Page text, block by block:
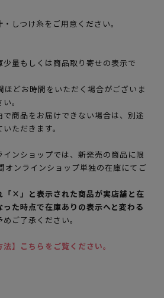
しつけ糸をご用意ください。
量もしくは商品取り寄せの表示で
ほどお時間をいただく場合がございま
。
商品をお届けできない場合は、別途
ただきます。
ンショップでは、新発売の商品に限
オンラインショップ単独の在庫にてご
「×」と表示された商品が実店舗と在
た時点で在庫ありの表示へと変わる
めご了承ください。
】こちらをご覧ください。